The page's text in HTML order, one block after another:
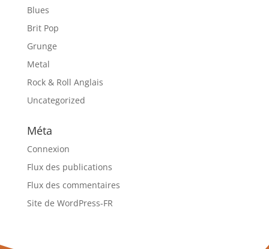
Blues
Brit Pop
Grunge
Metal
Rock & Roll Anglais
Uncategorized
Méta
Connexion
Flux des publications
Flux des commentaires
Site de WordPress-FR